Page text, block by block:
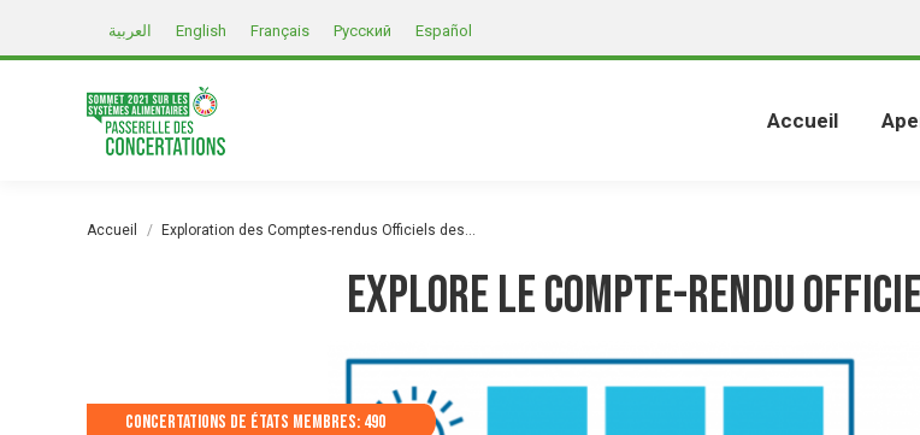
العربية English Français Русский Español
Accueil
Vous êtes ici :
Accueil Exploration des Comptes-rendus Officiels des…
Explore le compte-rendu
Concertations de États membres: 490